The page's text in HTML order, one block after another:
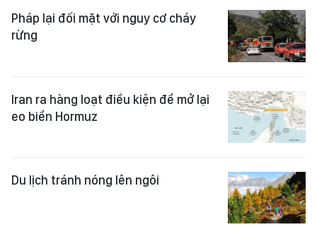
Pháp lại đối mặt với nguy cơ cháy
rừng
Iran ra hàng loạt điều kiện để mở lại
eo biển Hormuz
Du lịch tránh nóng lên ngôi